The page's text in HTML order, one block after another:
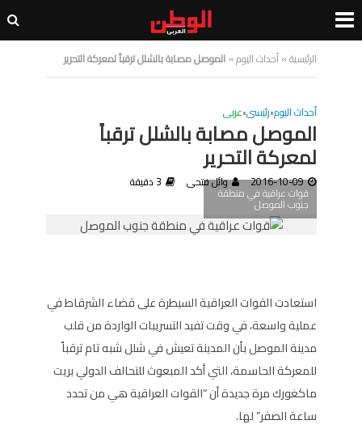
الرئيسية»أحداث اليوم»الموصل مصابة بالشلل ترقباً لمعركة التحرير
أحداث اليوم•رئيسى•عربى
الموصل مصابة بالشلل ترقباً
لمعركة التحرير
2016-10-09 وائل فتحى 3 دقيقة
قوات عراقية في منطقة
جنوب الموصل
استعادت القوات العراقية السيطرة على قضاء الشرقاط في
عملية واسعة، في وقت تفيد التسريبات الواردة من قلب
مدينة الموصل بأن المدينة تعيش في شلل شبه تام ترقباً
للمعركة الحاسمة، التي أكد المبعوث للتحالف الدولي بريت
ماكغورك مرة جديدة أن “القوات العراقية هي من تحدد
ساعة الصفر” لها.